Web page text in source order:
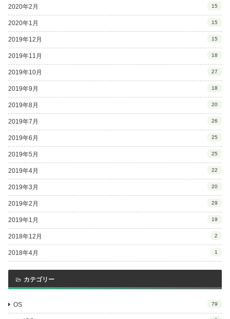
2020年2月 15
2020年1月 15
2019年12月 15
2019年11月 18
2019年10月 27
2019年9月 18
2019年8月 20
2019年7月 26
2019年6月 25
2019年5月 25
2019年4月 22
2019年3月 20
2019年2月 29
2019年1月 19
2018年12月 2
2018年4月 1
カテゴリー
OS 79